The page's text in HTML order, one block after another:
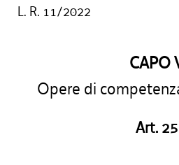
L. R. 11/2022
CAPO
Opere di
Art. 25